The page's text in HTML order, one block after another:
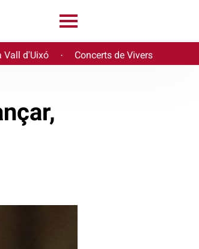
Vall d'Uixó · Concerts de Vivers